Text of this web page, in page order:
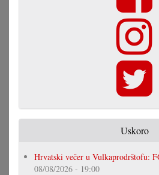
Uskoro
Hrvatski večer u Vulkaprodrštofu:
08/08/2026 - 19:00